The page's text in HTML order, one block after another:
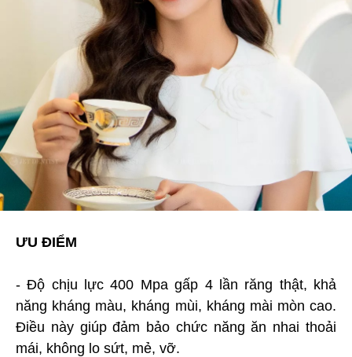
ƯU ĐIỂM
- Độ chịu lực 400 Mpa gấp 4 lần răng thật, khả
năng kháng màu, kháng mùi, kháng mài mòn cao.
Điều này giúp đảm bảo chức năng ăn nhai thoải
mái, không lo sứt, mẻ, vỡ.